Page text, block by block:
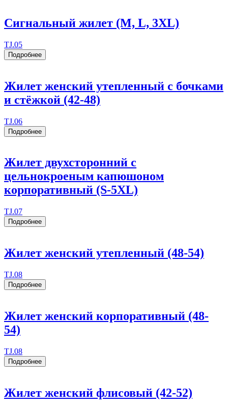
Сигнальный жилет (M, L, 3XL)
TJ.05
Подробнее
Жилет женский утепленный с бочками
и стёжкой (42-48)
TJ.06
Подробнее
Жилет двухсторонний с
цельнокроеным капюшоном
корпоративный (S-5XL)
TJ.07
Подробнее
Жилет женский утепленный (48-54)
TJ.08
Подробнее
Жилет женский корпоративный (48-
54)
TJ.08
Подробнее
Жилет женский флисовый (42-52)